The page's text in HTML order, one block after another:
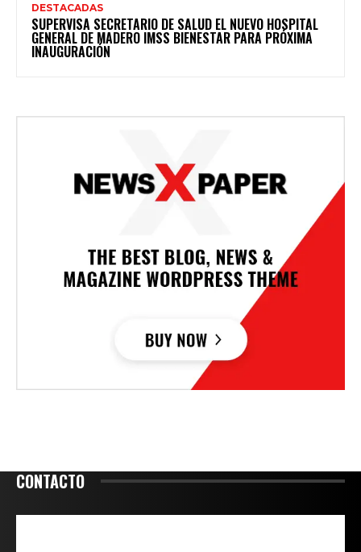
DESTACADAS
SUPERVISA SECRETARIO DE SALUD EL NUEVO HOSPITAL
GENERAL DE MADERO IMSS BIENESTAR PARA PRÓXIMA
INAUGURACIÓN
CONTACTO